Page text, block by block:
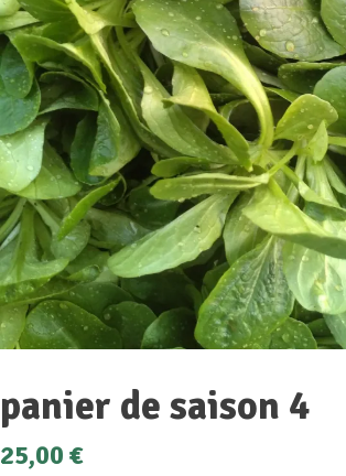
panier de saison 4
25,00 €